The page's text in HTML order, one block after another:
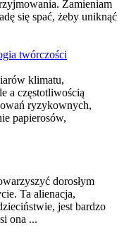
Zamieniam
się spać, żeby uniknąć
twórczości
klimatu,
a częstotliwością
ryzykownych,
papierosów,
dorosłym
Ta alienacja,
jest bardzo
ona ...